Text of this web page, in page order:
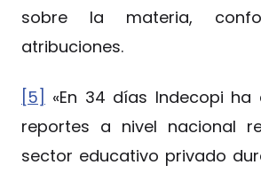
sobre la materia,
atribuciones.
[5] «En 34 días Indecopi ha
reportes a nivel nacional
sector educativo privado